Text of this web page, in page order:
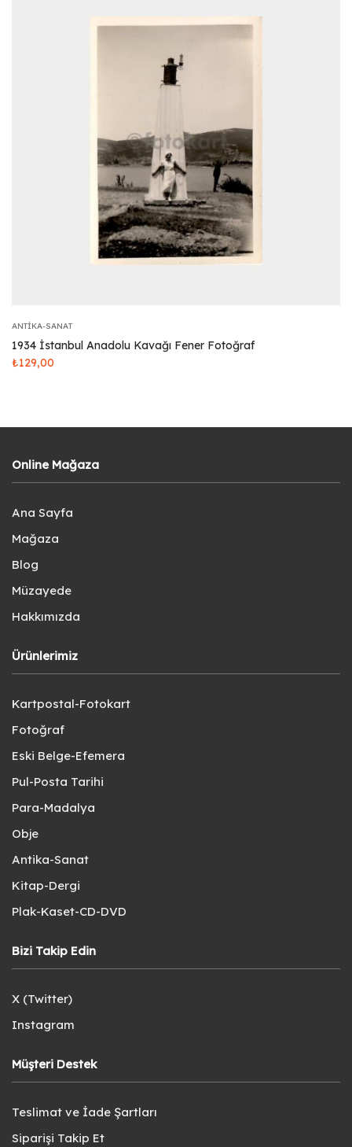
ANTIKA-SANAT
1934 İstanbul Anadolu Kavağı Fener Fotoğraf
₺129,00
Online Mağaza
Ana Sayfa
Mağaza
Blog
Müzayede
Hakkımızda
Ürünlerimiz
Kartpostal-Fotokart
Fotoğraf
Eski Belge-Efemera
Pul-Posta Tarihi
Para-Madalya
Obje
Antika-Sanat
Kitap-Dergi
Plak-Kaset-CD-DVD
Bizi Takip Edin
X (Twitter)
Instagram
Müşteri Destek
Teslimat ve İade Şartları
Siparişi Takip Et